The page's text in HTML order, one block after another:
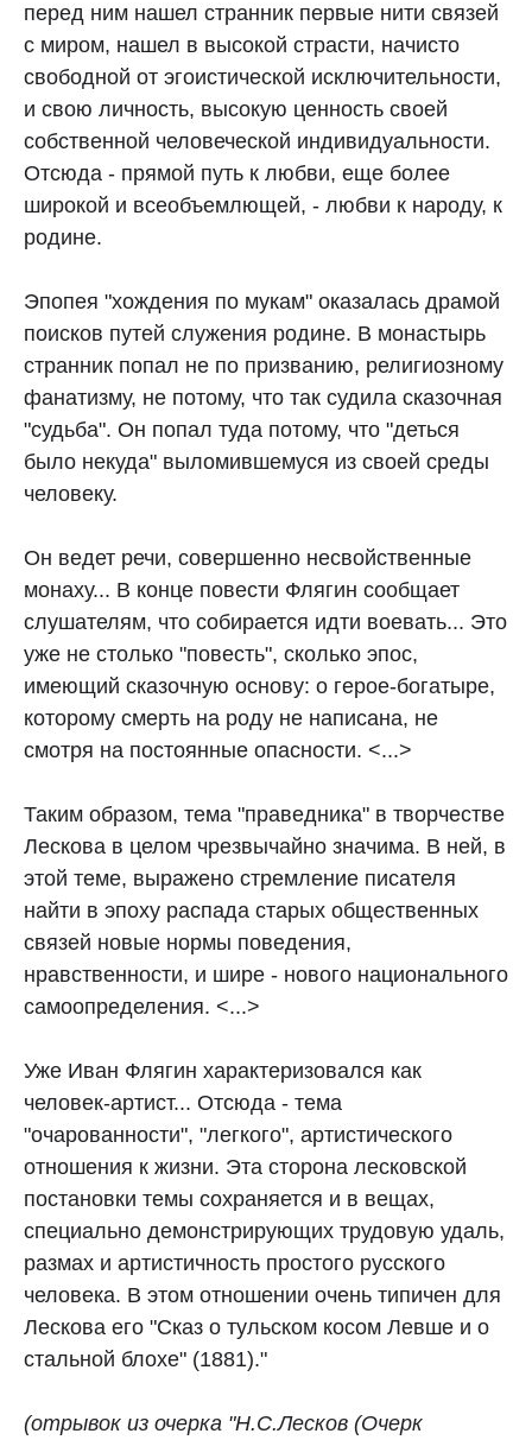
перед ним нашел странник первые нити связей
с миром, нашел в высокой страсти, начисто
свободной от эгоистической исключительности,
и свою личность, высокую ценность своей
собственной человеческой индивидуальности.
Отсюда - прямой путь к любви, еще более
широкой и всеобъемлющей, - любви к народу, к
родине.
Эпопея "хождения по мукам" оказалась драмой
поисков путей служения родине. В монастырь
странник попал не по призванию, религиозному
фанатизму, не потому, что так судила сказочная
"судьба". Он попал туда потому, что "деться
было некуда" выломившемуся из своей среды
человеку.
Он ведет речи, совершенно несвойственные
монаху... В конце повести Флягин сообщает
слушателям, что собирается идти воевать... Это
уже не столько "повесть", сколько эпос,
имеющий сказочную основу: о герое-богатыре,
которому смерть на роду не написана, не
смотря на постоянные опасности. <...>
Таким образом, тема "праведника" в творчестве
Лескова в целом чрезвычайно значима. В ней, в
этой теме, выражено стремление писателя
найти в эпоху распада старых общественных
связей новые нормы поведения,
нравственности, и шире - нового национального
самоопределения. <...>
Уже Иван Флягин характеризовался как
человек-артист... Отсюда - тема
"очарованности", "легкого", артистического
отношения к жизни. Эта сторона лесковской
постановки темы сохраняется и в вещах,
специально демонстрирующих трудовую удаль,
размах и артистичность простого русского
человека. В этом отношении очень типичен для
Лескова его "Сказ о тульском косом Левше и о
стальной блохе" (1881)."
(отрывок из очерка "Н.С.Лесков (Очерк